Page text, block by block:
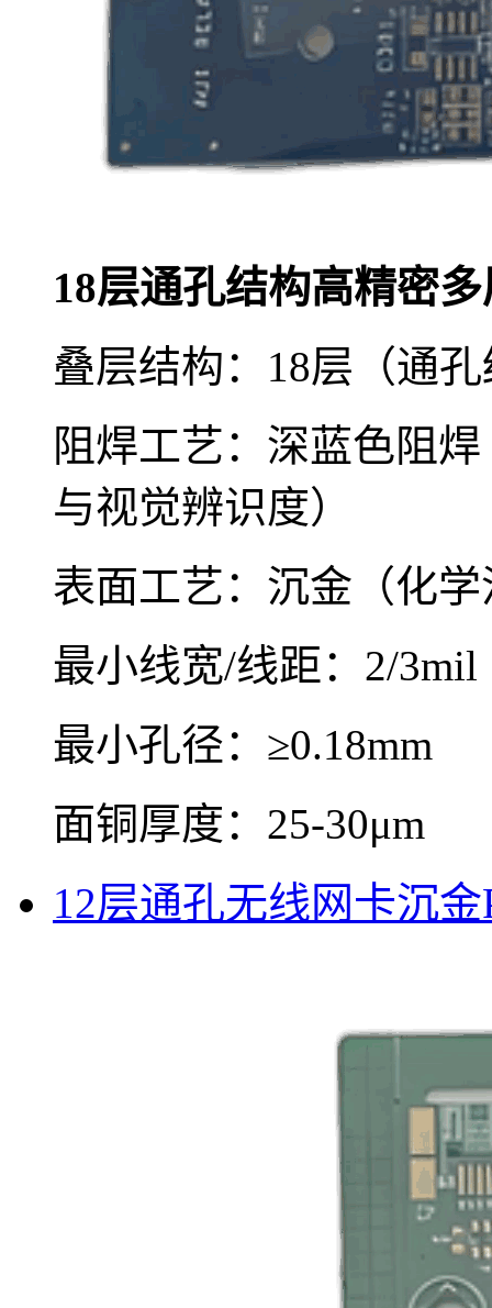
18层通孔结构高精密
叠层结构：18层（通
阻焊工艺：深蓝色阻
与视觉辨识度）
表面工艺：沉金（化
最小线宽/线距：2/3mil
最小孔径：≥0.18mm
面铜厚度：25-30μm
12层通孔无线网卡沉金